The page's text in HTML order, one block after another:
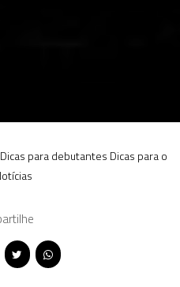
Dicas para debutantes Dicas para o